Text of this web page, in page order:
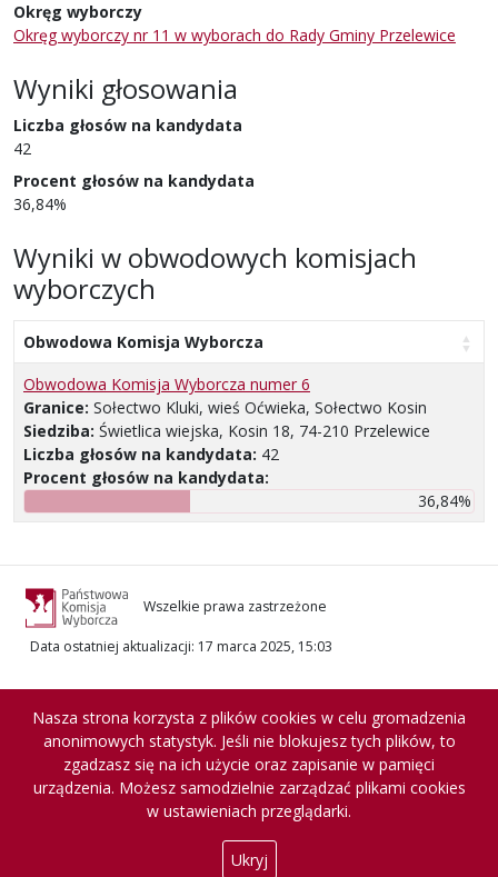
Okręg wyborczy
Okręg wyborczy nr 11 w wyborach do Rady Gminy Przelewice
Wyniki głosowania
Liczba głosów na kandydata
42
Procent głosów na kandydata
36,84%
Wyniki w obwodowych komisjach
wyborczych
Obwodowa Komisja Wyborcza
Obwodowa Komisja Wyborcza numer 6
Granice: Sołectwo Kluki, wieś Oćwieka, Sołectwo Kosin
Siedziba: Świetlica wiejska, Kosin 18, 74-210 Przelewice
Liczba głosów na kandydata: 42
Procent głosów na kandydata:
36,84%
Wszelkie prawa zastrzeżone
Data ostatniej aktualizacji: 17 marca 2025, 15:03
Nasza strona korzysta z plików cookies w celu gromadzenia
anonimowych statystyk. Jeśli nie blokujesz tych plików, to
zgadzasz się na ich użycie oraz zapisanie w pamięci
urządzenia. Możesz samodzielnie zarządzać plikami cookies
w ustawieniach przeglądarki.
Ukryj